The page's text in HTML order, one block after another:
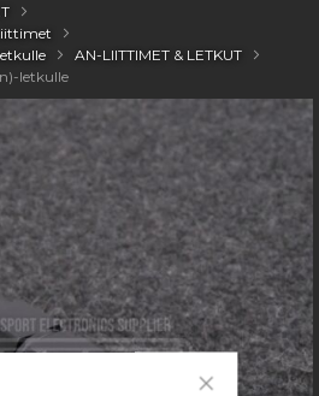
AN-LIITTIMET & LETKUT
letkulle